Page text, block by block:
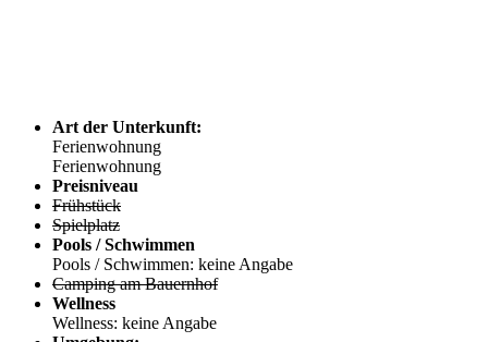
Art der Unterkunft:
Ferienwohnung
Ferienwohnung
Preisniveau
Frühstück
Spielplatz
Pools / Schwimmen
Pools / Schwimmen: keine Angabe
Camping am Bauernhof
Wellness
Wellness: keine Angabe